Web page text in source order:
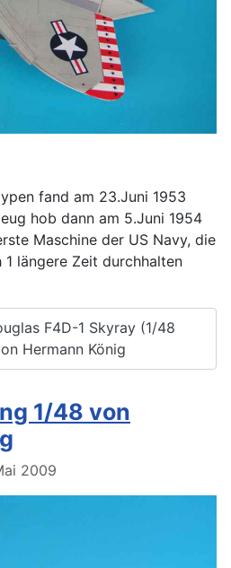
fand am 23.Juni 1953
hob dann am 5.Juni 1954
Maschine der US Navy, die
längere Zeit durchhalten
F4D-1 Skyray (1/48
Hermann König
1/48 von
2009